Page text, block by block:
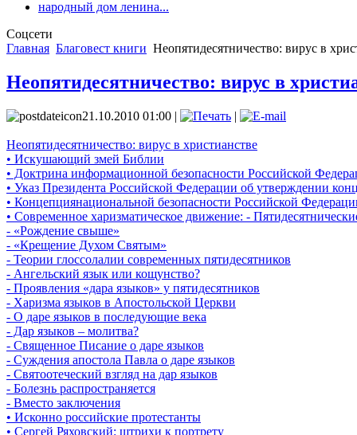
народный дом ленина...
Соцсети
Главная Благовест книги Неопятидесятничество: вирус в
Неопятидесятничество: вирус в
21.10.2010 01:00 | |
Неопятидесятничество: вирус в христианстве
• Искушающий змей Библии
• Доктрина информационной безопасности Российской
• Указ Президента Российской Федерации об утверждении
• Концепциянациональной безопасности Российской
• Современное харизматическое движение: -
- «Рождение свыше»
- «Крещение Духом Святым»
- Теории глоссолалии современных пятидесятников
- Ангельский язык или кощунство?
- Проявления «дара языков» у пятидесятников
- Харизма языков в Апостольской Церкви
- О даре языков в последующие века
- Дар языков – молитва?
- Священное Писание о даре языков
- Суждения апостола Павла о даре языков
- Святоотеческий взгляд на дар языков
- Болезнь распространяется
- Вместо заключения
• Исконно российские протестанты
• Сергей Ряховский: штрихи к портрету